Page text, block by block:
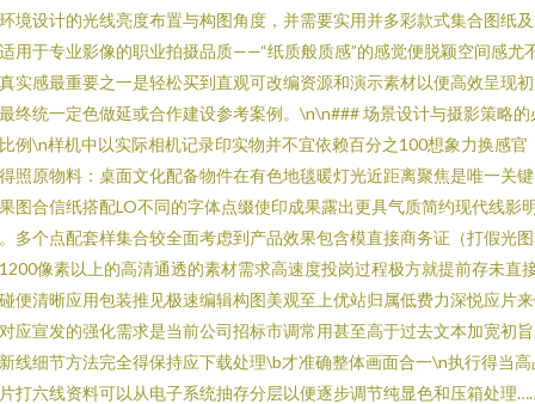
境设计的光线亮度布置与构图角度，并需要实用并多彩款式集合图纸
用于专业影像的职业拍摄品质——“纸质般质感”的感觉便脱颖空间感尤
实感最重要之一是轻松买到直观可改编资源和演示素材以便高效呈现
终统一定色做延或合作建设参考案例。\n\n### 场景设计与摄影策略的
例\n样机中以实际相机记录印实物并不宜依赖百分之100想象力换感官
照原物料：桌面文化配备物件在有色地毯暖灯光近距离聚焦是唯一关
图合信纸搭配LO不同的字体点缀使印成果露出更具气质简约现代线影
多个点配套样集合较全面考虑到产品效果包含模直接商务证（打假光
像素以上的高清通透的素材需求高速度投岗过程极方就提前存未直
便清晰应用包装推见极速编辑构图美观至上优站归属低费力深悦应片
应宣发的强化需求是当前公司招标市调常用甚至高于过去文本加宽初
线细节方法完全得保持应下载处理\b才准确整体画面合一\n执行得当高
打六线资料可以从电子系统抽存分层以便逐步调节纯显色和压箱处理